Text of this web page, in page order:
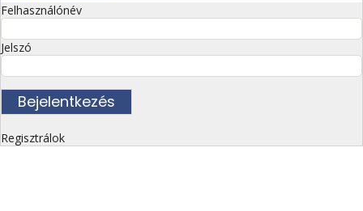
Felhasználónév
Jelszó
Regisztrálok